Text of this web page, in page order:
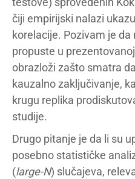
čiji empirijski nalazi
korelacije. Pozivam je
propuste u
obrazloži zašto smatra
kauzalno zaključivanje,
krugu replika
studije.
Drugo pitanje je da li su
posebno statističke
(large-N) slučajeva,